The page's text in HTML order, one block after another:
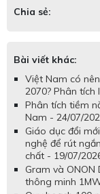
Chia sẻ:
Bài viết khác:
Việt Nam có
2070? Phân tích
Phân tích tiềm
Nam - 24/07/
Giáo dục đổi
nghệ để rút
chất - 19/07/
Gram và
thông minh